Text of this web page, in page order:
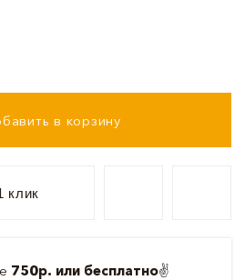
в корзину
клик
750р. или бесплатно✌️